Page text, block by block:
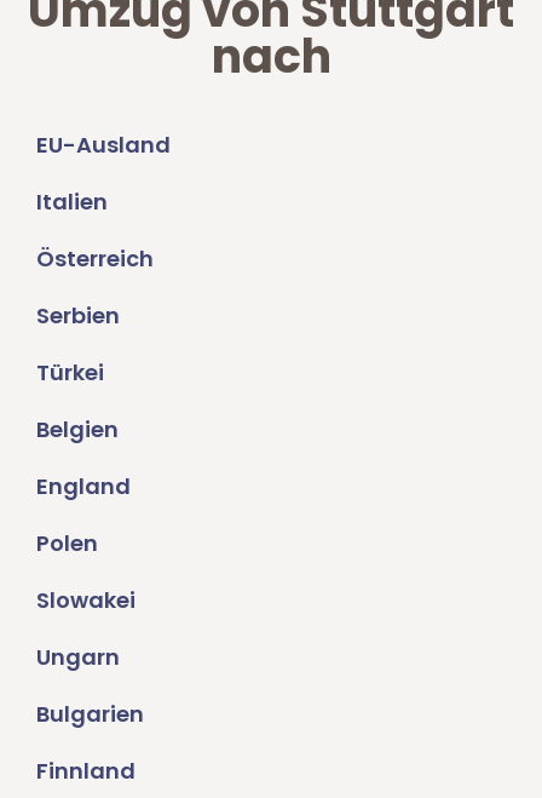
nach
EU-Ausland
Italien
Österreich
Serbien
Türkei
Belgien
England
Polen
Slowakei
Ungarn
Bulgarien
Finnland